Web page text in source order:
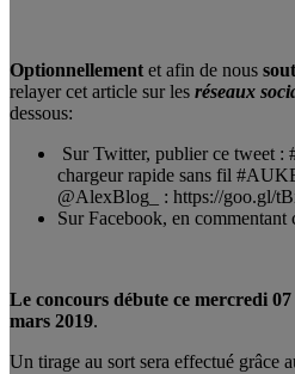
Optionnellement et afin de nous
relayer cet article sur les réseaux
dessous:
Sur Twitter, publier ce tweet :
chargeur rapide sans fil
@AlexBlog_ : https://goo.gl/
Sur Facebook, en commentant
Le concours débute ce mercredi
mars 2019.
Un tirage au sort sera effectué grâce